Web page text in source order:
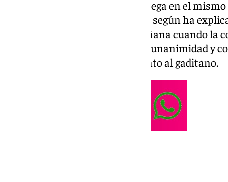
segunda de este tipo que se entrega en el
avanzada edad del galardonado, según ha
Teresa Porras. Ha sido esta mañana cuando la
Sostenibilidad ha aprobado por unanimidad y
concesión de este reconocimiento al gaditano.